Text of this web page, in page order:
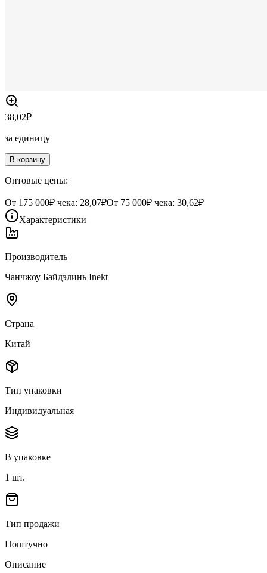
38,02₽
за единицу
В корзину
Оптовые цены:
От 175 000₽ чека: 28,07₽От 75 000₽ чека: 30,62₽
Характеристики
Производитель
Чанчжоу Байдэлинь Inekt
Страна
Китай
Тип упаковки
Индивидуальная
В упаковке
1 шт.
Тип продажи
Поштучно
Описание